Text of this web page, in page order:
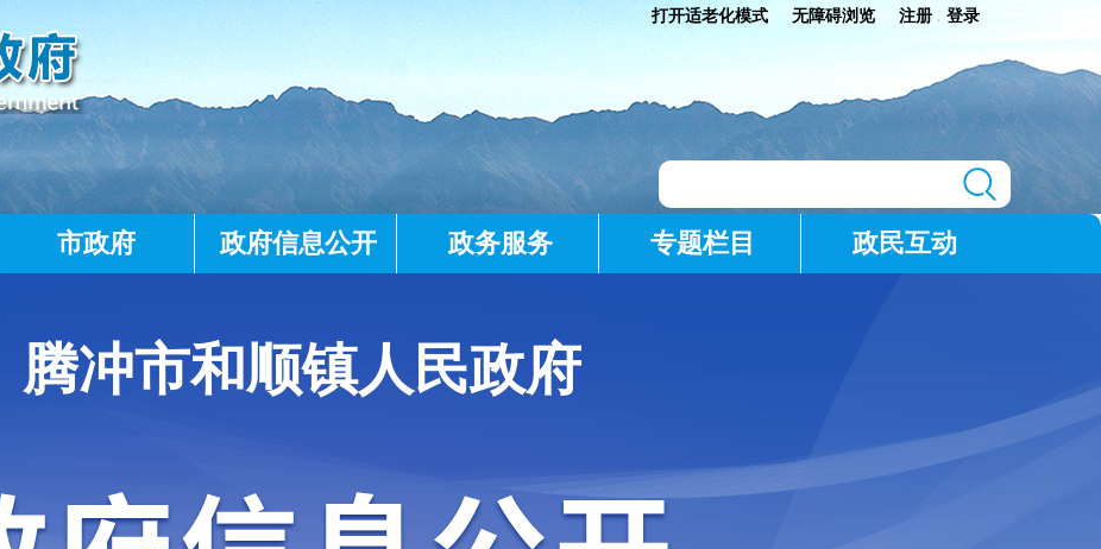
打开适老化模式 无障碍浏览 注册 登录
市政府 政府信息公开 政务服务 专题栏目 政民互动
腾冲市和顺镇人民政府